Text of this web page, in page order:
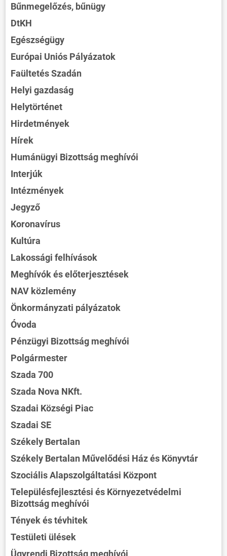
Bűnmegelőzés, bűnügy
DtKH
Egészségügy
Európai Uniós Pályázatok
Faültetés Szadán
Helyi gazdaság
Helytörténet
Hirdetmények
Hírek
Humánügyi Bizottság meghívói
Interjúk
Intézmények
Jegyző
Koronavírus
Kultúra
Lakossági felhívások
Meghívók és előterjesztések
NAV közlemény
Önkormányzati pályázatok
Óvoda
Pénzügyi Bizottság meghívói
Polgármester
Szada 700
Szada Nova NKft.
Szadai Községi Piac
Szadai SE
Székely Bertalan
Székely Bertalan Művelődési Ház és Könyvtár
Szociális Alapszolgáltatási Központ
Településfejlesztési és Környezetvédelmi
Bizottság meghívói
Tények és tévhitek
Testületi ülések
Ügyrendi Bizottság meghívói